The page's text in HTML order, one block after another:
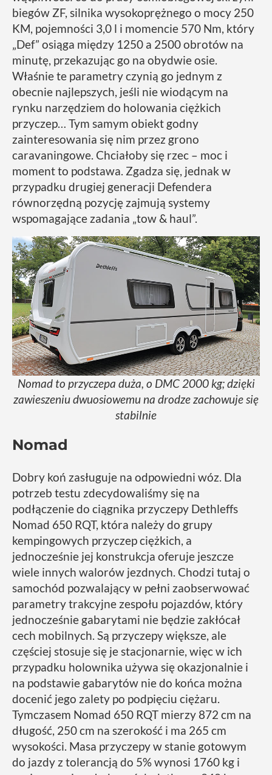
biegów ZF, silnika wysokoprężnego o mocy 250
KM, pojemności 3,0 l i momencie 570 Nm, który
„Def” osiąga między 1250 a 2500 obrotów na
minutę, przekazując go na obydwie osie.
Właśnie te parametry czynią go jednym z
obecnie najlepszych, jeśli nie wiodącym na
rynku narzędziem do holowania ciężkich
przyczep… Tym samym obiekt godny
zainteresowania się nim przez grono
caravaningowe. Chciałoby się rzec – moc i
moment to podstawa. Zgadza się, jednak w
przypadku drugiej generacji Defendera
równorzędną pozycję zajmują systemy
wspomagające zadania „tow & haul”.
Nomad to przyczepa duża, o DMC 2000 kg; dzięki
zawieszeniu dwuosiowemu na drodze zachowuje się
stabilnie
Nomad
Dobry koń zasługuje na odpowiedni wóz. Dla
potrzeb testu zdecydowaliśmy się na
podłączenie do ciągnika przyczepy Dethleffs
Nomad 650 RQT, która należy do grupy
kempingowych przyczep ciężkich, a
jednocześnie jej konstrukcja oferuje jeszcze
wiele innych walorów jezdnych. Chodzi tutaj o
samochód pozwalający w pełni zaobserwować
parametry trakcyjne zespołu pojazdów, który
jednocześnie gabarytami nie będzie zakłócał
cech mobilnych. Są przyczepy większe, ale
częściej stosuje się je stacjonarnie, więc w ich
przypadku holownika używa się okazjonalnie i
na podstawie gabarytów nie do końca można
docenić jego zalety po podpięciu ciężaru.
Tymczasem Nomad 650 RQT mierzy 872 cm na
długość, 250 cm na szerokość i ma 265 cm
wysokości. Masa przyczepy w stanie gotowym
do jazdy z tolerancją do 5% wynosi 1760 kg i